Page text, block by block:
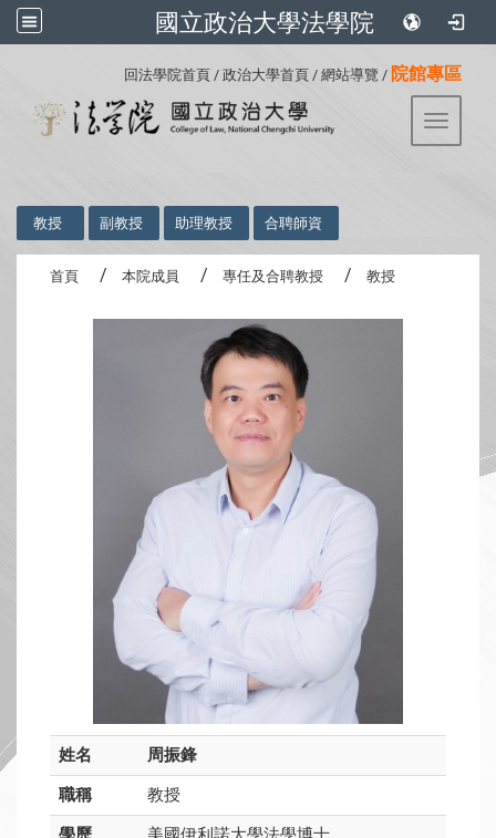
國立政治大學法學院
回法學院首頁 / 政治大學首頁 / 網站導覽 / 院館專區
Toggle
教授 副教授 助理教授 合聘師資
首頁 本院成員 專任及合聘教授 教授
姓名
周振鋒
職稱
教授